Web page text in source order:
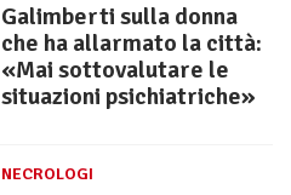
Galimberti sulla donna
che ha allarmato la città:
«Mai sottovalutare le
situazioni psichiatriche»
NECROLOGI